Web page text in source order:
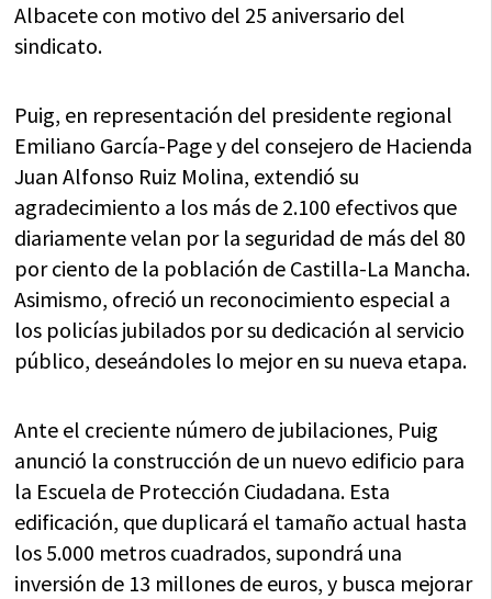
Albacete con motivo del 25 aniversario del
sindicato.
Puig, en representación del presidente regional
Emiliano García-Page y del consejero de Hacienda
Juan Alfonso Ruiz Molina, extendió su
agradecimiento a los más de 2.100 efectivos que
diariamente velan por la seguridad de más del 80
por ciento de la población de Castilla-La Mancha.
Asimismo, ofreció un reconocimiento especial a
los policías jubilados por su dedicación al servicio
público, deseándoles lo mejor en su nueva etapa.
Ante el creciente número de jubilaciones, Puig
anunció la construcción de un nuevo edificio para
la Escuela de Protección Ciudadana. Esta
edificación, que duplicará el tamaño actual hasta
los 5.000 metros cuadrados, supondrá una
inversión de 13 millones de euros, y busca mejorar